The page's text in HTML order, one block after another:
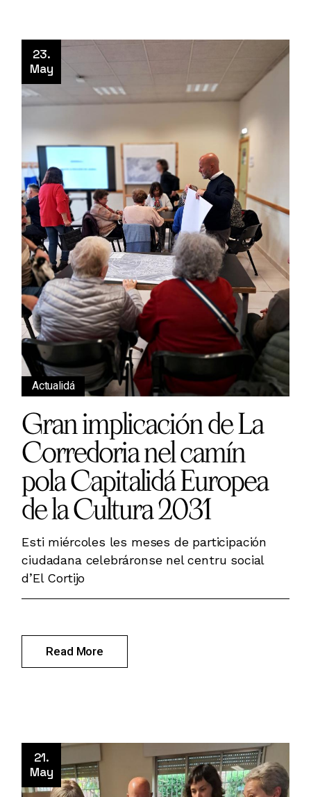
23.
May
Actualidá
Gran implicación de La
Corredoria nel camín
pola Capitalidá Europea
de la Cultura 2031
Esti miércoles les meses de participación
ciudadana celebráronse nel centru social
d’El Cortijo
Read More
21.
May